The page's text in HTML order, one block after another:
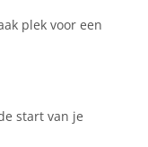
plek voor een
start van je